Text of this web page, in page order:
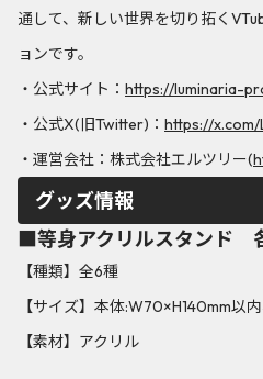
通して、新しい世界を切り拓く
ョンです。
・公式サイト： https://luminaria-
・公式X(旧Twitter)： https://
・運営会社：株式会社エルツリー(
グッズ情報
■等身アクリルスタンド
【種類】全6種
【サイズ】本体:W70×H140mm以
【素材】アクリル